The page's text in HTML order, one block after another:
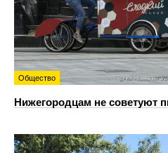
Общество
Нижегородцам не советуют